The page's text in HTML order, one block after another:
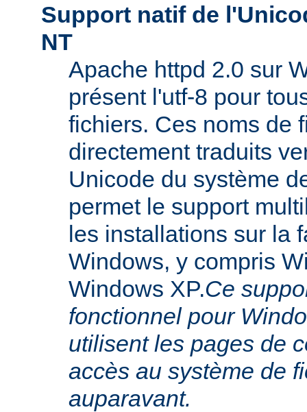
Support natif de
NT
Apache httpd 2.0 sur
présent l'utf-8 pour
fichiers. Ces noms de
directement traduits
Unicode du système
permet le support
les installations sur la
Windows, y compris
Windows XP.Ce
fonctionnel pour
utilisent les pages de
accès au système de
auparavant.